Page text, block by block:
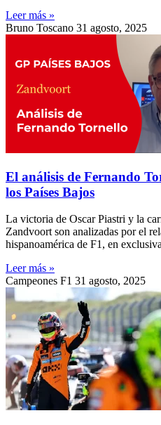
Leer más »
Bruno Toscano 31 agosto, 2025
El análisis de Fernando
los Países Bajos
La victoria de Oscar Piastri y la
Zandvoort son analizadas por el
hispanoamérica de F1, en exclusiva
Leer más »
Campeones F1 31 agosto, 2025